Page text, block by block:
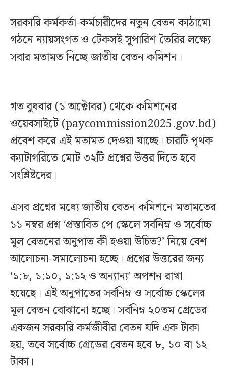
সরকারি কর্মকর্তা-কর্মচারীদের নতুন বেতন কাঠামো
গঠনে ন্যায়সংগত ও টেকসই সুপারিশ তৈরির লক্ষ্যে
সবার মতামত নিচ্ছে জাতীয় বেতন কমিশন।
গত বুধবার (১ অক্টোবর) থেকে কমিশনের
ওয়েবসাইটে (paycommission2025.gov.bd)
প্রবেশ করে এই মতামত দেওয়া যাচ্ছে। চারটি পৃথক
ক্যাটাগরিতে মোট ৩২টি প্রশ্নের উত্তর দিতে হবে
সংশ্লিষ্টদের।
এসব প্রশ্নের মধ্যে জাতীয় বেতন কমিশনে মতামতের
১১ নম্বর প্রশ্ন ‘প্রস্তাবিত পে স্কেলে সর্বনিম্ন ও সর্বোচ্চ
মূল বেতনের অনুপাত কী হওয়া উচিত?’ নিয়ে বেশ
আলোচনা-সমালোচনা হচ্ছে। প্রশ্নের উত্তরের জন্য
‘১:৮, ১:১০, ১:১২ ও অন্যান্য’ অপশন রাখা
হয়েছে। এই অনুপাতের সর্বনিম্ন ও সর্বোচ্চ স্কেলের
মূল বেতন বোঝানো হচ্ছে। সর্বনিম্ন ২০তম গ্রেডের
একজন সরকারি কর্মজীবীর বেতন যদি এক টাকা
হয়, তবে সর্বোচ্চ গ্রেডের বেতন হবে ৮, ১০ বা ১২
টাকা।